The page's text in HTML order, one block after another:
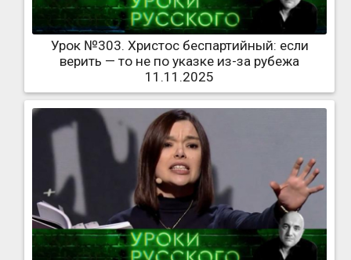
Урок №303. Христос беспартийный: если
верить — то не по указке из-за рубежа
11.11.2025